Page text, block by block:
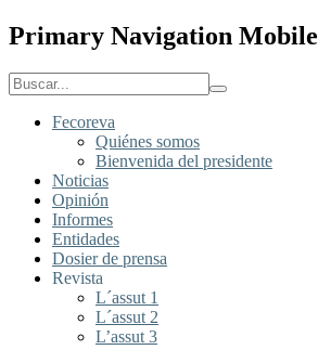
Primary Navigation Mobile
Fecoreva
Quiénes somos
Bienvenida del presidente
Noticias
Opinión
Informes
Entidades
Dosier de prensa
Revista
L´assut 1
L´assut 2
L’assut 3